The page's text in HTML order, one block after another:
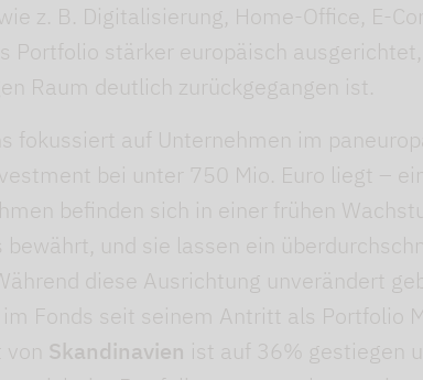
z. B. Digitalisierung, Home-Office, E-
Portfolio stärker europäisch
Raum deutlich zurückgegangen ist.
fokussiert auf Unternehmen im
bei unter 750 Mio. Euro liegt –
befinden sich in einer frühen
und sie lassen ein
diese Ausrichtung unverändert
Fonds seit seinem Antritt als Portfolio
Skandinavien ist auf 36% gestiegen